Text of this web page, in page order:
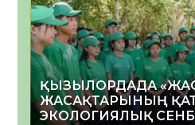
ҚЫЗЫЛОРДАДА
ЖАСАҚТАРЫНЫҢ
ЭКОЛОГИЯЛЫҚ